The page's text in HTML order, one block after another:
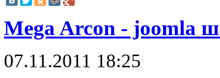
Mega Arcon - joomla
07.11.2011 18:25